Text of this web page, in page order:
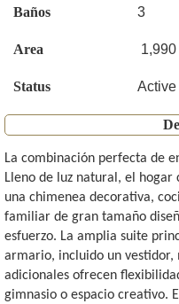
Baños 3
Area
Status Active
La combinación perfecta de
Lleno de luz natural, el hogar
una chimenea decorativa,
familiar de gran tamaño
esfuerzo. La amplia suite
armario, incluido un vestidor,
adicionales ofrecen
gimnasio o espacio creativo.